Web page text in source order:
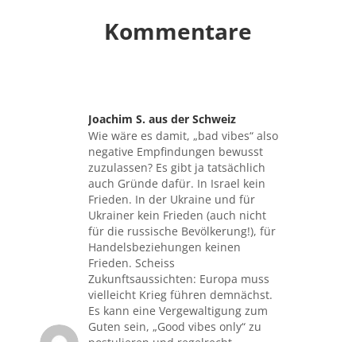
Kommentare
Joachim S. aus der Schweiz
sagte:
Wie wäre es damit, „bad vibes“ also
negative Empfindungen bewusst
zuzulassen? Es gibt ja tatsächlich
auch Gründe dafür. In Israel kein
Frieden. In der Ukraine und für
Ukrainer kein Frieden (auch nicht
für die russische Bevölkerung!), für
Handelsbeziehungen keinen
Frieden. Scheiss
Zukunftsaussichten: Europa muss
vielleicht Krieg führen demnächst.
Es kann eine Vergewaltigung zum
Guten sein, „Good vibes only“ zu